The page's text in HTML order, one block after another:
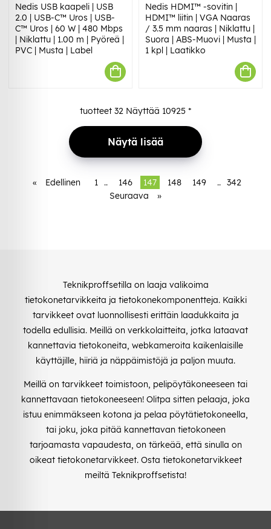
Nedis USB kaapeli | USB
2.0 | USB-C™ Uros | USB-
C™ Uros | 60 W | 480 Mbps
| Niklattu | 1.00 m | Pyöreä |
PVC | Musta | Label
Nedis HDMI™ -sovitin |
HDMI™ liitin | VGA Naaras
/ 3.5 mm naaras | Niklattu |
Suora | ABS-Muovi | Musta |
1 kpl | Laatikko
tuotteet 32 Näyttää 10925 *
Näytä lisää
« Edellinen 1 .. 146 147 148 149 .. 342
Seuraava
»
Teknikproffsetilla on laaja valikoima
tietokonetarvikkeita ja tietokonekomponentteja. Kaikki
tarvikkeet ovat luonnollisesti erittäin laadukkaita ja
todella edullisia. Meillä on verkkolaitteita, jotka lataavat
kannettavia tietokoneita, webkameroita kaikenlaisille
käyttäjille, hiiriä ja näppäimistöjä ja paljon muuta.
Meillä on tarvikkeet toimistoon, pelipöytäkoneeseen tai
kannettavaan tietokoneeseen! Olitpa sitten pelaaja, joka
istuu enimmäkseen kotona ja pelaa pöytätietokoneella,
tai joku, joka pitää kannettavan tietokoneen
tarjoamasta vapaudesta, on tärkeää, että sinulla on
oikeat tietokonetarvikkeet. Osta tietokonetarvikkeet
meiltä Teknikproffsetista!